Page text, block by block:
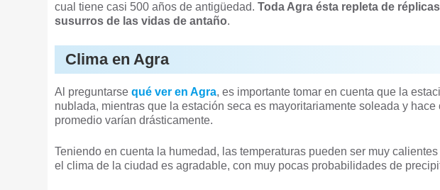
cual tiene casi 500 años de antigüedad.Toda Agra ésta repleta de
susurros de las vidas de antaño.
Clima en Agra
Al preguntarsequé ver en Agra, es importante tomar en cuenta que la
nublada, mientras que la estación seca es mayoritariamente soleada y
promedio varían drásticamente.
Teniendo en cuenta la humedad, las temperaturas pueden ser muy
el clima de la ciudad es agradable, con muy pocas probabilidades de